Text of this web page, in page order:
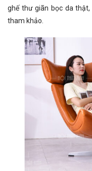
ghế thư giãn bọc da
tham khảo.